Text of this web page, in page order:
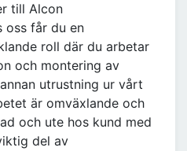
till Alcon
oss får du en
roll där du arbetar
och montering av
utrustning ur vårt
är omväxlande och
och ute hos kund med
del av